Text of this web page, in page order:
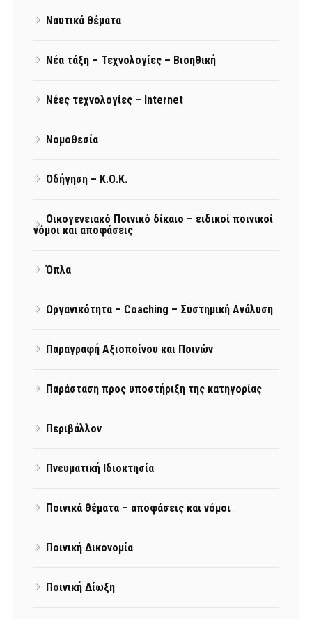
Ναυτικά θέματα
Νέα τάξη – Τεχνολογίες – Βιοηθική
Νέες τεχνολογίες – Internet
Νομοθεσία
Οδήγηση – Κ.Ο.Κ.
Οικογενειακό Ποινικό δίκαιο – ειδικοί ποινικοί
νόμοι και αποφάσεις
Όπλα
Οργανικότητα – Coaching – Συστημική Ανάλυση
Παραγραφή Αξιοποίνου και Ποινών
Παράσταση προς υποστήριξη της κατηγορίας
Περιβάλλον
Πνευματική Ιδιοκτησία
Ποινικά θέματα – αποφάσεις και νόμοι
Ποινική Δικονομία
Ποινική Δίωξη